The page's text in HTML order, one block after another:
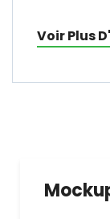
Voir Plus